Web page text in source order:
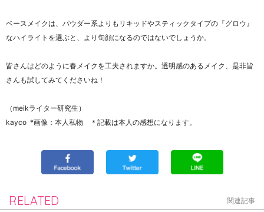
ベースメイクは、パウダー系よりもリキッドやスティックタイプの『グロウ』
なハイライトを選ぶと、より旬顔になるのではないでしょうか。
皆さんはどのように春メイクを工夫されますか。透明感のあるメイク、是非皆
さんも試してみてくださいね！
（meikライター研究生）
kayco *画像：本人私物 ＊記載は本人の感想になります。
RELATED 関連記事